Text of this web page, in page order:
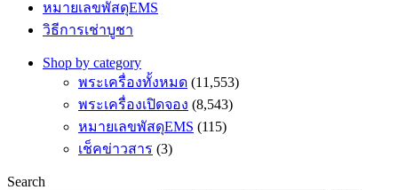
หมายเลขพัสดุEMS
วิธีการเช่าบูชา
Shop by category
พระเครื่องทั้งหมด (11,553)
พระเครื่องเปิดจอง (8,543)
หมายเลขพัสดุEMS (115)
เช็คข่าวสาร (3)
Search